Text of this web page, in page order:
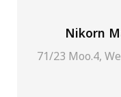
Nikorn
71/23 Moo.4,